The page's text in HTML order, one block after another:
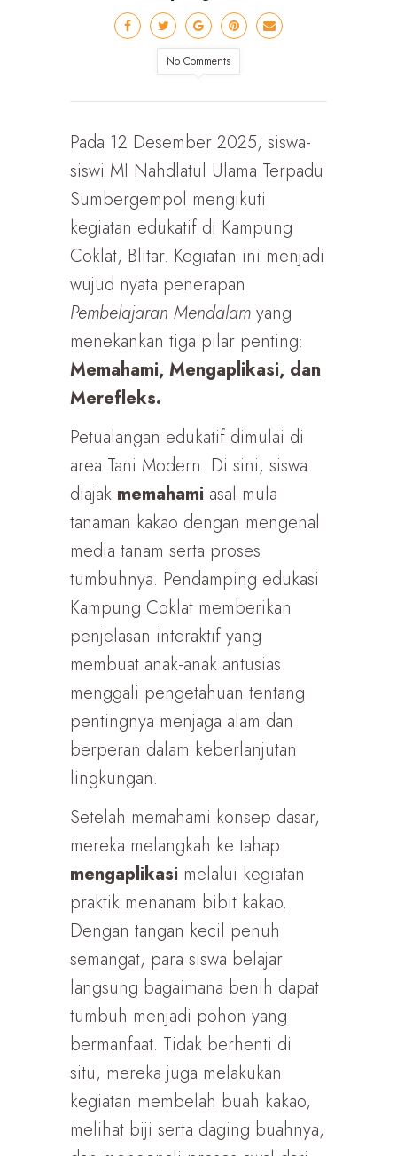
No Comments
Pada 12 Desember 2025, siswa-
siswi MI Nahdlatul Ulama Terpadu
Sumbergempol mengikuti
kegiatan edukatif di Kampung
Coklat, Blitar. Kegiatan ini menjadi
wujud nyata penerapan
Pembelajaran Mendalam yang
menekankan tiga pilar penting:
Memahami, Mengaplikasi, dan
Merefleks.
Petualangan edukatif dimulai di
area Tani Modern. Di sini, siswa
diajak memahami asal mula
tanaman kakao dengan mengenal
media tanam serta proses
tumbuhnya. Pendamping edukasi
Kampung Coklat memberikan
penjelasan interaktif yang
membuat anak-anak antusias
menggali pengetahuan tentang
pentingnya menjaga alam dan
berperan dalam keberlanjutan
lingkungan.
Setelah memahami konsep dasar,
mereka melangkah ke tahap
mengaplikasi melalui kegiatan
praktik menanam bibit kakao.
Dengan tangan kecil penuh
semangat, para siswa belajar
langsung bagaimana benih dapat
tumbuh menjadi pohon yang
bermanfaat. Tidak berhenti di
situ, mereka juga melakukan
kegiatan membelah buah kakao,
melihat biji serta daging buahnya,